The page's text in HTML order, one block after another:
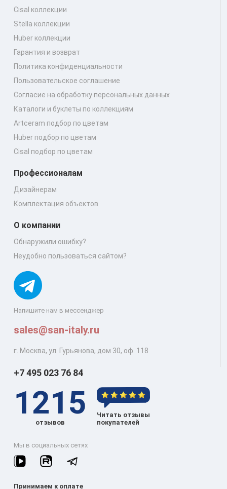
Напишите нам в мессенджер
sales@san-italy.ru
г. Москва, ул. Гурьянова, дом 30, оф. 118
Cisal коллекции
Stella коллекции
Huber коллекции
Гарантия и возврат
Политика конфиденциальности
Пользовательское соглашение
Согласие на обработку персональных данных
Каталоги и буклеты по коллекциям
Artceram подбор по цветам
Huber подбор по цветам
Cisal подбор по цветам
Профессионалам
Дизайнерам
Комплектация объектов
О компании
Обнаружили ошибку?
Неудобно пользоваться сайтом?
+7 495 023 76 84
1215
отзывов
Читать отзывы
покупателей
Мы в социальных сетях
Принимаем к оплате